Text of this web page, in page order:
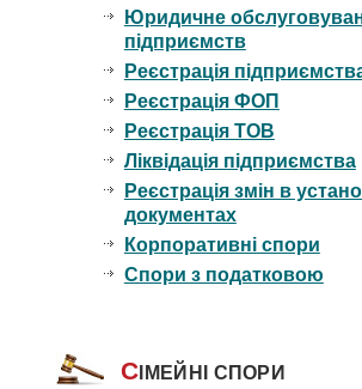
Юридичне
підприємств
Реєстрація
Реєстрація ФОП
Реєстрація ТОВ
Ліквідація підприємства
Реєстрація змін в
документах
Корпоративні спори
Спори з податковою
СІМЕЙНІ СПОРИ